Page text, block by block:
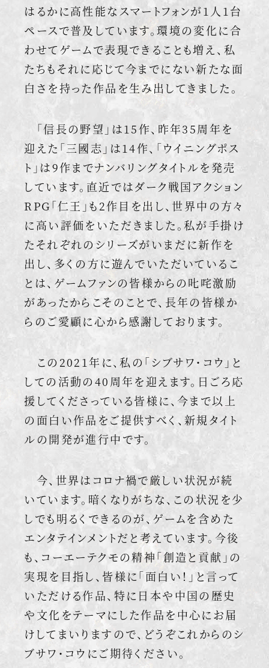
はるかに高性能なスマートフォンが1人1台
ペースで普及しています。環境の変化に合
わせてゲームで表現できることも増え、私
たちもそれに応じて今までにない新たな面
白さを持った作品を生み出してきました。
「信長の野望」は15作、昨年35周年を
迎えた「三國志」は14作、「ウイニングポス
ト」は9作までナンバリングタイトルを発売
しています。直近ではダーク戦国アクション
RPG「仁王」も2作目を出し、世界中の方々
に高い評価をいただきました。私が手掛け
たそれぞれのシリーズがいまだに新作を
出し、多くの方に遊んでいただいているこ
とは、ゲームファンの皆様からの𠮟咤激励
があったからこそのことで、長年の皆様か
らのご愛顧に心から感謝しております。
この2021年に、私の「シブサワ・コウ」と
しての活動の40周年を迎えます。日ごろ応
援してくださっている皆様に、今まで以上
の面白い作品をご提供すべく、新規タイト
ルの開発が進行中です。
今、世界はコロナ禍で厳しい状況が続
いています。暗くなりがちな、この状況を少
しでも明るくできるのが、ゲームを含めた
エンタテインメントだと考えています。今後
も、コーエーテクモの精神「創造と貢献」の
実現を目指し、皆様に「面白い！」と言って
いただける作品、特に日本や中国の歴史
や文化をテーマにした作品を中心にお届
けしてまいりますので、どうぞこれからのシ
ブサワ・コウにご期待ください。